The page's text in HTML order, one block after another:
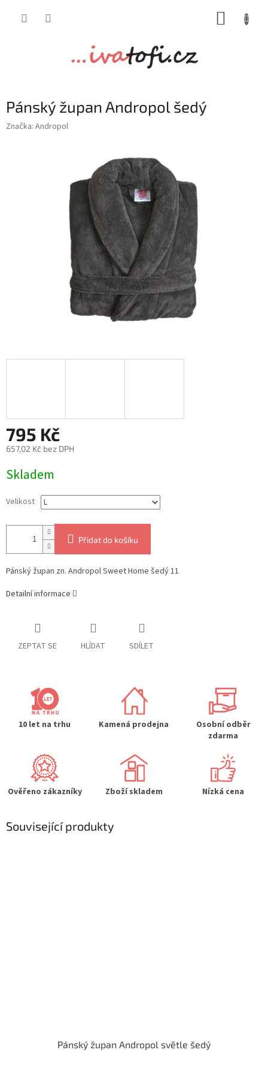
Pánský župan Andropol šedý
Značka: Andropol
795 Kč
657,02 Kč bez DPH
cena:
Skladem
Velikost
Přidat do košíku
Pánský župan zn. Andropol Sweet Home šedý 11
Detailní informace
ZEPTAT SE HLÍDAT SDÍLET
10 let na trhu Kamená prodejna
Osobní odběr
zdarma
Ověřeno zákazníky Zboží skladem Nízká cena
Související produkty
Pánský župan Andropol světle šedý